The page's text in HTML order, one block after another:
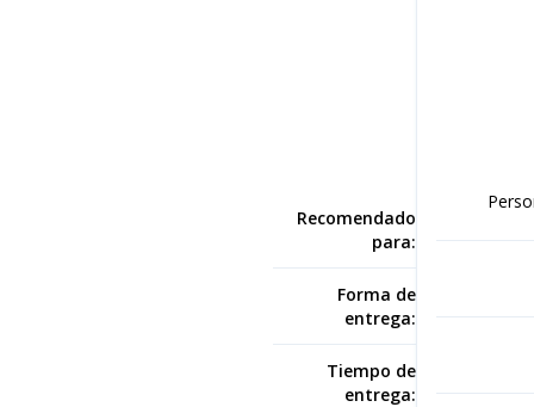
Recomendado
para:
Forma de
entrega:
Tiempo de
entrega: